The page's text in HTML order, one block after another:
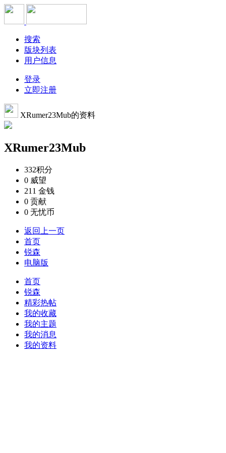
搜索
版块列表
用户信息
登录
立即注册
XRumer23Mub的资料
XRumer23Mub
332积分
0 威望
211 金钱
0 贡献
0 无忧币
返回上一页
首页
锐森
电脑版
首页
锐森
精彩热帖
我的收藏
我的主题
我的消息
我的资料